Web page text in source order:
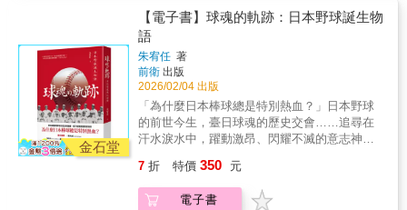
大學宗教學研究所副教授兼所長）
下，兩國就海上領土的爭端也因此再次復活，
如今獨島／竹島的領土之爭便是種因於此。生
活於海洋周邊的人們，難免會在海上遭遇變
故，漂流到鄰國。十七到十九世紀的東亞諸
國，透過漂流民無償遣返制度，使漂流到異國
的子民，得以安然重返故土。各國民間因海難
而產生的接觸與救助，成為維持著各國基層社
會的連結。書中通過漂流到朝鮮的薩摩藩武士
下的第一手記錄，帶我們切入當時日朝間擁有
世紀的到來，世界局勢劇變，日本國內「尊王
黑雅叙園 淺草 泉岳寺 鐮倉 熱海 神戶 臺灣神
社【本書案內】蔡さん！何許人也！翻開他的
手帳，來場懷舊夢幻的戳章紀行！1940年（昭
和十五年），日本舉國歡騰慶祝「皇紀二千六
百年」，全國上下沉浸在熱鬧的祭典氛圍中。
在這歷史交會的時刻，一位來自臺北大稻埕的
商人──蔡海坪（蔡桑），隨「臺灣總督府專賣
局煙草內地視察團」踏上了為期一個月的東瀛
紀行 。這本罕見的「スタンプ蒐集日記」，是
蔡桑留給後世最驚豔的時光禮物。他是非凡的
不僅蓋滿了各式印記，更貼入了行李吊牌、觀
金石堂
【電子書】球魂的軌跡：日本野球誕生物
語
朱宥任 著
前衛 出版
2026/02/04 出版
「為什麼日本棒球總是特別熱血？」日本野球
的前世今生，臺日球魂的歷史交會……追尋在
汗水淚水中，躍動激昂、閃耀不滅的意志神魂
Ball！⚾︎棒球如何傳入日本？誰把Baseball翻譯
成「野球」？⚾︎日本最早成立的「職棒隊伍」
是哪一支？⚾︎奧義！「切支丹伴天連式魔球」
7 折 特價 350 元
電子書